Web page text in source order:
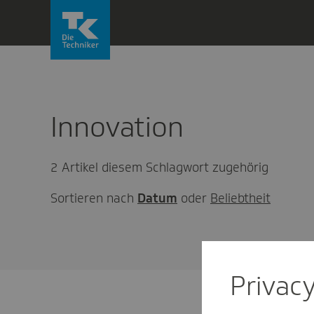
wechseln
Innovation
2 Artikel diesem Schlagwort zugehörig
Sortieren nach Datum oder Beliebtheit